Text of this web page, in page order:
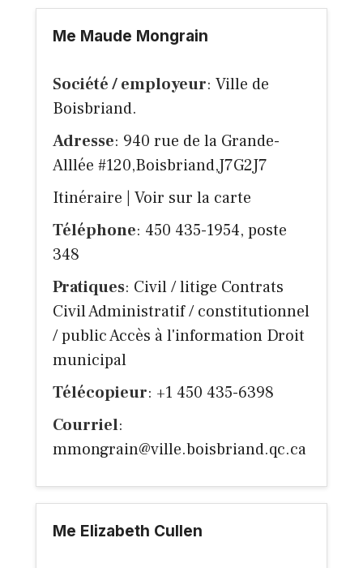
Me Maude Mongrain
Société / employeur: Ville de
Boisbriand.
Adresse: 940 rue de la Grande-
Alllée #120,Boisbriand,J7G2J7
Itinéraire
Voir sur la carte
Téléphone: 450 435-1954, poste
348
Pratiques: Civil / litige Contrats
Civil Administratif / constitutionnel
/ public Accès à l'information Droit
municipal
Télécopieur: +1 450 435-6398
Courriel:
mmongrain@ville.boisbriand.qc.ca
Me Elizabeth Cullen